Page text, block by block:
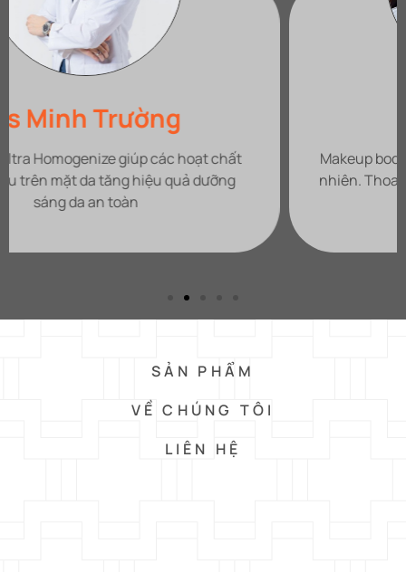
Nhi Nguyễn
Makeup body trắng đẹp đỉnh, da sáng hồng hào tự
nhiên. Thoa lên da thẩm thấu cực nhanh không bị
SẢN PHẨM
VỀ CHÚNG TÔI
LIÊN HỆ